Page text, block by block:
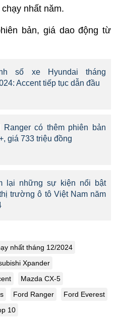
nhất năm.
bản, giá dao động từ
số xe Hyundai tháng
Accent tiếp tục dẫn đầu
Ranger có thêm phiên bản
giá 733 triệu đồng
lại những sự kiện nổi bật
trường ô tô Việt Nam năm
nhất tháng 12/2024
Xpander
Mazda CX-5
Ford Ranger
Ford Everest
10